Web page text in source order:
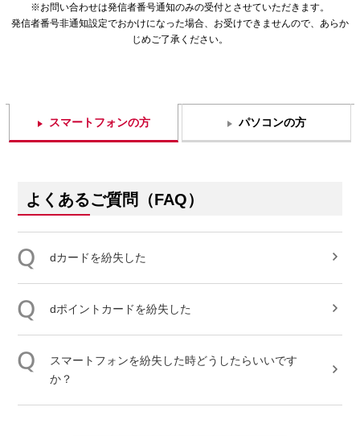
※お問い合わせは発信者番号通知のみの受付とさせていただきます。
発信者番号非通知設定でおかけになった場合、お受けできませんので、あらか
じめご了承ください。
スマートフォンの方 パソコンの方
よくあるご質問（FAQ）
dカードを紛失 した
dポイントカードを紛失 した
スマートフォンを紛失 した時どうしたらいいです
か？​